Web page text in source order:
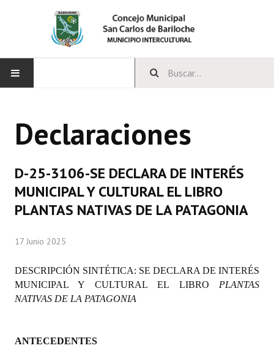
CONCEJO
Integrantes del Concejo
Comisiones Permanentes
Comisiones Especiales
Concejales Mandato Cumplido
Programas
Constitución Nacional
Declaraciones
D-25-3106-SE DECLARA DE INTERÉS
MUNICIPAL Y CULTURAL EL LIBRO
PLANTAS NATIVAS DE LA PATAGONIA
17 Junio 2025
DESCRIPCIÓN SINTÉTICA: SE DECLARA DE INTERÉS
MUNICIPAL Y CULTURAL EL LIBRO PLANTAS
NATIVAS DE LA PATAGONIA
ANTECEDENTES